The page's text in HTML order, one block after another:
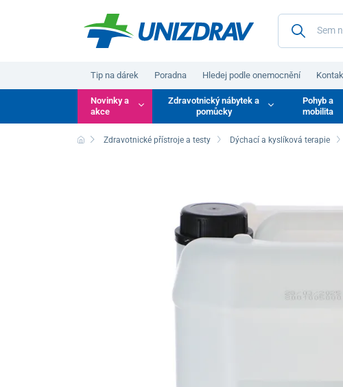
Tip na dárek Poradna Hledej podle onemocnění
Novinky a
akce
Zdravotnický nábytek a
pomůcky
Pohyb a
mobilita
Zdravotnické přístroje a testy Dýchací a kyslíková terapie